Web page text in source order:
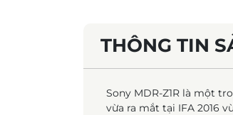
THÔNG TIN
Sony MDR-Z1R là một
vừa ra mắt tại IFA 2016